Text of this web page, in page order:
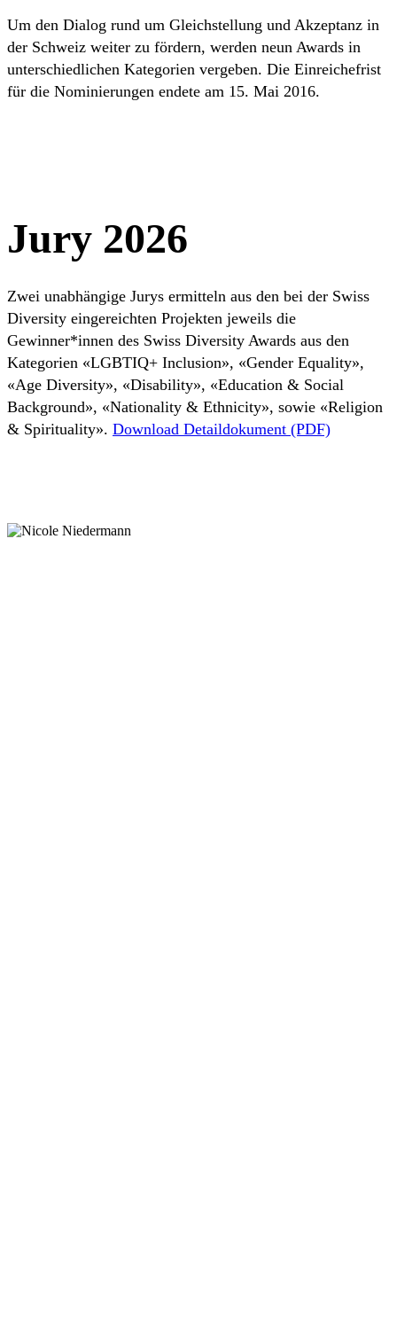
Um den Dialog rund um Gleichstellung und Akzeptanz in
der Schweiz weiter zu fördern, werden neun Awards in
unterschiedlichen Kategorien vergeben. Die Einreichefrist
für die Nominierungen endete am 15. Mai 2016.
Jury 2026
Zwei unabhängige Jurys ermitteln aus den bei der Swiss
Diversity eingereichten Projekten jeweils die
Gewinner*innen des Swiss Diversity Awards aus den
Kategorien «LGBTIQ+ Inclusion», «Gender Equality»,
«Age Diversity», «Disability», «Education & Social
Background», «Nationality & Ethnicity», sowie «Religion
& Spirituality». Download Detaildokument (PDF)